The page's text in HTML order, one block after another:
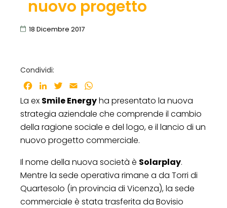
nuovo progetto
18 Dicembre 2017
Condividi:
Facebook
LinkedInTwitter
Email
La ex Smile Energyha presentato la nuova
strategia aziendale che comprende il cambio
della ragione sociale e del logo, e il lancio di un
nuovo progetto commerciale.
Il nome della nuova società è Solarplay.
Mentre la sede operativa rimane a da Torri di
Quartesolo (in provincia di Vicenza), la sede
commerciale è stata trasferita da Bovisio